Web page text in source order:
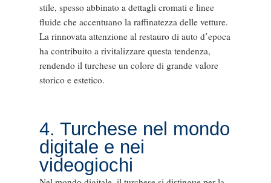
stile, spesso abbinato a dettagli cromati e linee
fluide che accentuano la raffinatezza delle vetture.
La rinnovata attenzione al restauro di auto d’epoca
ha contribuito a rivitalizzare questa tendenza,
rendendo il turchese un colore di grande valore
storico e estetico.
4. Turchese nel mondo
digitale e nei
videogiochi